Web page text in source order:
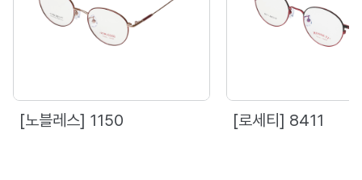
[노블레스] 1150 [로세티] 8411